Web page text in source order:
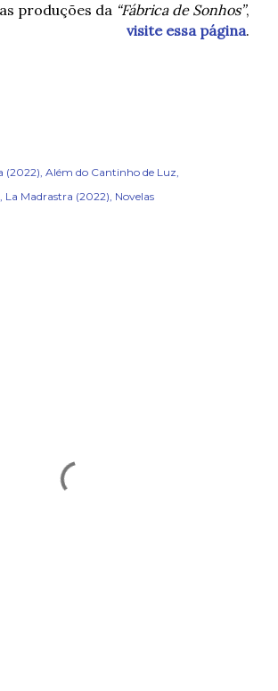
produções da “Fábrica de Sonhos”,
visite essa página.
(2022) Além do Cantinho de Luz
La Madrastra (2022) Novelas